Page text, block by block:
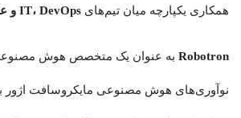
همکاری یکپارچه میان تیم‌های IT، DevOps و علم داده
Robotron به عنوان یک متخصص هوش
نوآوری‌های هوش مصنوعی مایکروسافت اژور